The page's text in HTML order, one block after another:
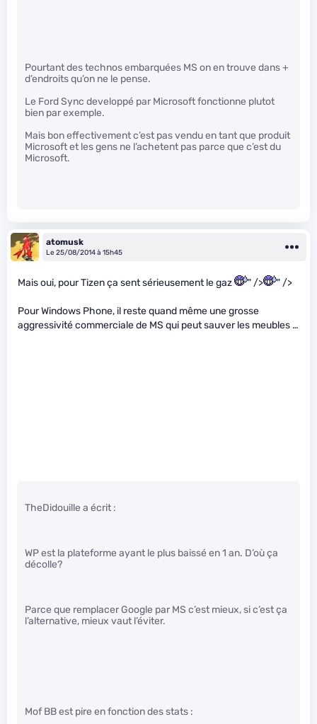
Pourtant des technos embarquées MS on en trouve dans +
d’endroits qu’on ne le pense.
Le Ford Sync developpé par Microsoft fonctionne plutot
bien par exemple.
Mais bon effectivement c’est pas vendu en tant que produit
Microsoft et les gens ne l’achetent pas parce que c’est du
Microsoft.
atomusk
Le 25/08/2014 à 15h45
Mais oui, pour Tizen ça sent sérieusement le gaz " /> " />
Pour Windows Phone, il reste quand même une grosse
aggressivité commerciale de MS qui peut sauver les meubles …
TheDidouille a écrit :
WP est la plateforme ayant le plus baissé en 1 an. D’où ça
décolle?
Parce que remplacer Google par MS c’est mieux, si c’est ça
l’alternative, mieux vaut l’éviter.
Mof BB est pire en fonction des stats :